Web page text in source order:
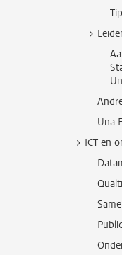
Una
ICT en